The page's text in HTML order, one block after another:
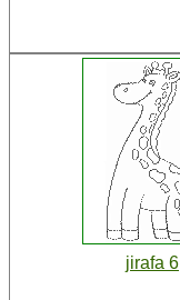
jirafa 6